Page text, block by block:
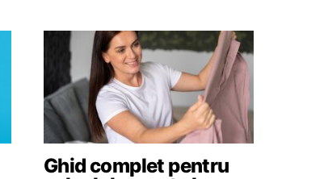
Ghid complet pentru